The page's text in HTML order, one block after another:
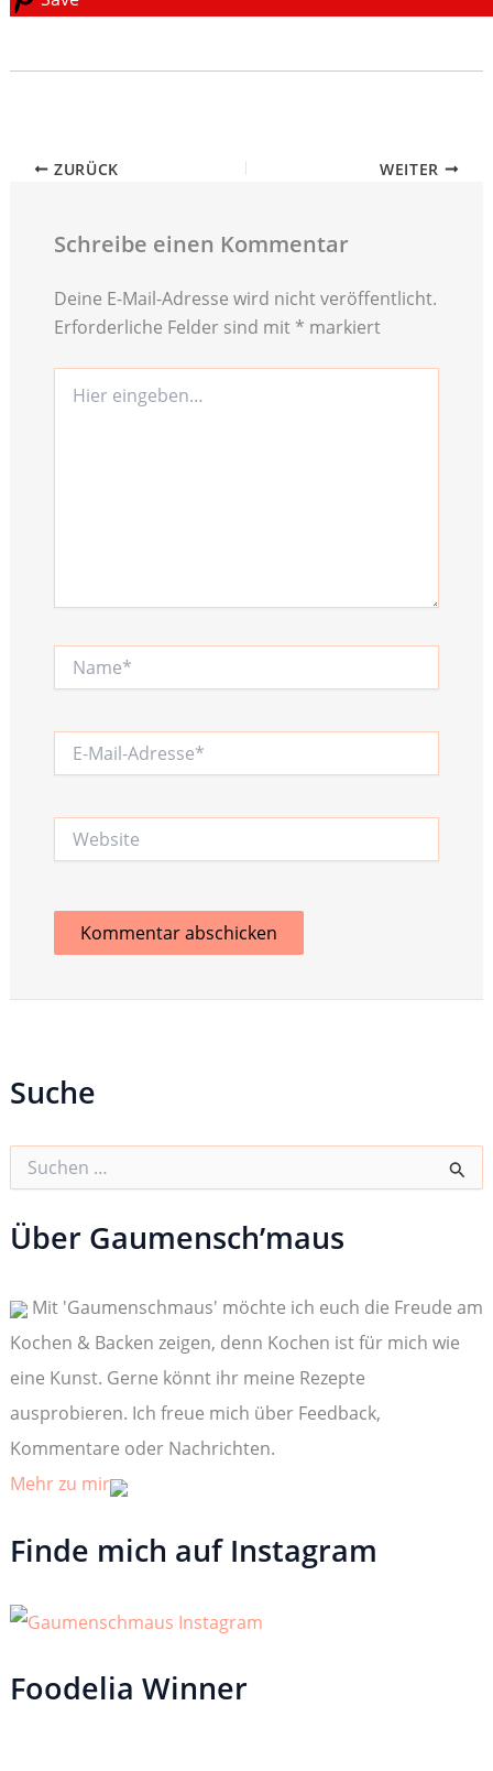
ZURÜCK WEITER
Schreibe einen Kommentar
Deine E-Mail-Adresse wird nicht veröffentlicht.
Erforderliche Felder sind mit * markiert
eingeben…
Mail-
Website
Suche
h
e
a
h
:
Über Gaumensch’maus
Mit 'Gaumenschmaus' möchte ich euch die Freude am
Kochen & Backen zeigen, denn Kochen ist für mich wie
eine Kunst. Gerne könnt ihr meine Rezepte
ausprobieren. Ich freue mich über Feedback,
Kommentare oder Nachrichten.
Mehr zu mir
Finde mich auf Instagram
Foodelia Winner